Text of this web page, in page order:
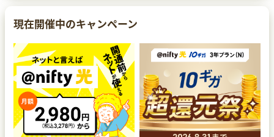
現在開催中のキャンペーン